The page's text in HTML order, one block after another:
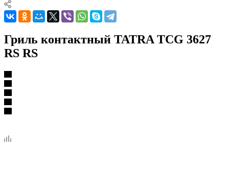
Гриль контактный TATRA TCG 3627
RS RS